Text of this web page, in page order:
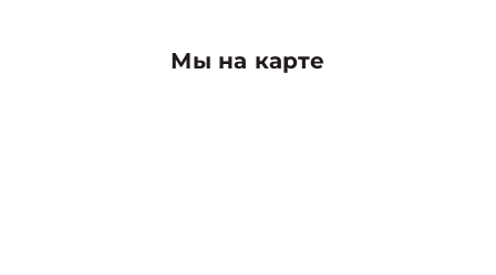
Мы на карте